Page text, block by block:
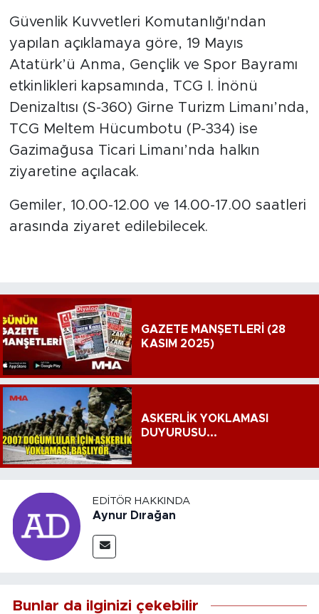
Güvenlik Kuvvetleri Komutanlığı'ndan
yapılan açıklamaya göre, 19 Mayıs
Atatürk’ü Anma, Gençlik ve Spor Bayramı
etkinlikleri kapsamında, TCG I. İnönü
Denizaltısı (S-360) Girne Turizm Limanı’nda,
TCG Meltem Hücumbotu (P-334) ise
Gazimağusa Ticari Limanı’nda halkın
ziyaretine açılacak.
Gemiler, 10.00-12.00 ve 14.00-17.00 saatleri
arasında ziyaret edilebilecek.
GAZETE MANŞETLERİ (28
KASIM 2025)
ASKERLİK YOKLAMASI
DUYURUSU...
EDITÖR HAKKINDA
Aynur Dırağan
Bunlar da ilginizi çekebilir